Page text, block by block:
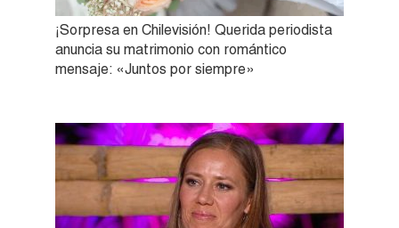
¡Sorpresa en Chilevisión! Querida periodista
anuncia su matrimonio con romántico
mensaje: «Juntos por siempre»